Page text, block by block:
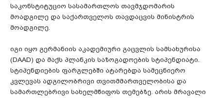
საკონსტიტუციო სასამართლოს თავმჯდომარის
მოადგილე და საქართველოს თავდაცვის მინისტრის
მოადგილე.
იგი იყო გერმანიის აკადემიური გაცვლის სამსახურისა
(DAAD) და მაქს პლანკის საზოგადოების სტიპენდიატი.
სტიპენდიების ფარგლებში ატარებდა სამეცნიერო
კვლევას ადგილობრივი თვითმმართველობისა და
სამართლებრივი სახელმწიფოს თემებზე. არის მრავალი